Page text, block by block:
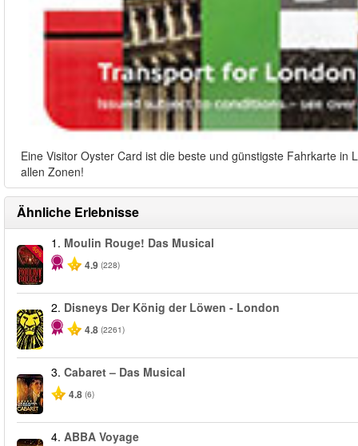
Eine Visitor Oyster Card ist die beste und günstigste Fahrkarte
allen Zonen!
Ähnliche Erlebnisse
-50%
1. Moulin Rouge! Das Musical
4.9 (228)
2. Disneys Der König der Löwen - London
4.8 (2261)
3. Cabaret – Das Musical
4.8 (6)
4. ABBA Voyage